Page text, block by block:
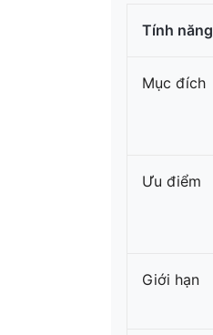
Tính năng
Mục đích
Ưu điểm
Giới hạn